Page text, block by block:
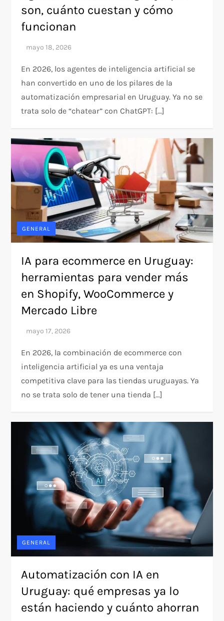
son, cuánto cuestan y cómo
funcionan
En 2026, los agentes de inteligencia artificial se
han convertido en uno de los pilares de la
automatización empresarial en Uruguay. Ya no se
trata solo de “chatear” con ChatGPT: […]
GENERAL
IA para ecommerce en Uruguay:
herramientas para vender más
en Shopify, WooCommerce y
Mercado Libre
En 2026, la combinación de ecommerce con
inteligencia artificial ya es una ventaja
competitiva clave para las tiendas uruguayas. Ya
no se trata solo de tener una tienda […]
GENERAL
Automatización con IA en
Uruguay: qué empresas ya lo
están haciendo y cuánto ahorran